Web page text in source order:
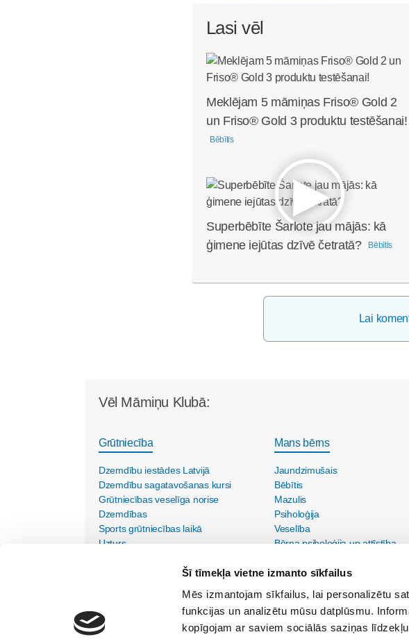
Šī tīmekļa vietne izmanto sīkfailus
Mēs izmantojam sīkfailus, lai personalizētu
funkcijas un analizētu mūsu datplūsmu.
kopīgojam ar saviem sociālās saziņas
Lasi vēl
Meklējam 5 māmiņas Friso® Gold 2
un Friso® Gold 3 produktu testēšanai!
Bēbītis
Superbēbīte Šarlote jau mājās: kā
ģimene iejūtas dzīvē četratā?
Bēbītis
Lai
Vēl Māmiņu Klubā:
Grūtniecība
Dzemdību iestādes Latvijā
Dzemdību sagatavošanas kursi
Grūtniecības veselīga norise
Dzemdības
Sports grūtniecības laikā
Uzturs
Mans bērns
Jaundzimušais
Bēbītis
Mazulis
Psiholoģija
Veselība
Bērna psiholoģija un attīstība